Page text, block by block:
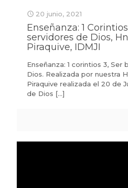
20 junio, 2021
Enseñanza: 1
servidores de Dios,
Piraquive, IDMJI
Enseñanza: 1 corintios 3, Ser
Dios. Realizada por nuestra
Piraquive realizada el 20 de
de Dios […]